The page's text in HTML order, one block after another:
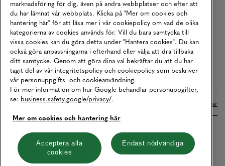
Våra Tjänster
Press
Studentrabatt
B2B
Tillgänglighetsredogörelse
Betalningar online sköts i samarbete med Klarna. Läs mer här
Cookies Integritetspolicy
Hantera cookies
marknadsföring för dig, även på andra webbplatser och efter att
du har lämnat vår webbplats. Klicka på "Mer om cookies och
hantering här" för att läsa mer i vår cookiepolicy om vad de olika
kategorierna av cookies används för. Vill du bara samtycka till
vissa cookies kan du göra detta under "Hantera cookies". Du kan
också göra anpassningarna i efterhand eller välja att dra tillbaka
ditt samtycke. Genom att göra dina val bekräftar du att du har
tagit del av vår integritetspolicy och cookiepolicy som beskriver
vår personuppgifts- och cookieanvändning.
För mer information om hur Google behandlar personuppgifter,
se: business.safety.google/privacy/.
Mer om cookies och hantering här
Acceptera alla
cookies
Endast nödvändiga